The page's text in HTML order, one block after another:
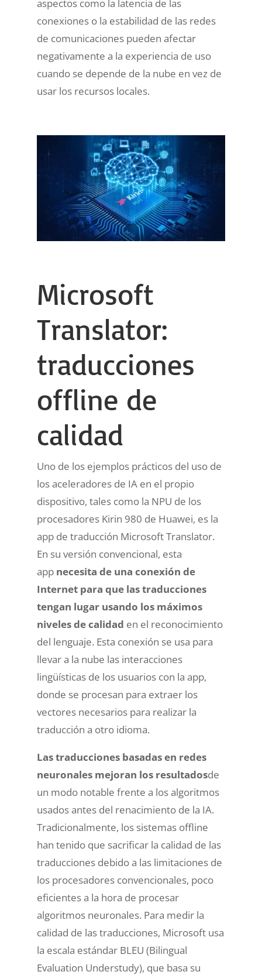
aspectos como la latencia de las
conexiones o la estabilidad de las redes
de comunicaciones pueden afectar
negativamente a la experiencia de uso
cuando se depende de la nube en vez de
usar los recursos locales.
Microsoft
Translator:
traducciones
offline de
calidad
Uno de los ejemplos prácticos del uso de
los aceleradores de IA en el propio
dispositivo, tales como la NPU de los
procesadores Kirin 980 de Huawei, es la
app de traducción Microsoft Translator.
En su versión convencional, esta
app necesita de una conexión de
Internet para que las traducciones
tengan lugar usando los máximos
niveles de calidad en el reconocimiento
del lenguaje. Esta conexión se usa para
llevar a la nube las interacciones
lingüísticas de los usuarios con la app,
donde se procesan para extraer los
vectores necesarios para realizar la
traducción a otro idioma.
Las traducciones basadas en redes
neuronales mejoran los resultadosde
un modo notable frente a los algoritmos
usados antes del renacimiento de la IA.
Tradicionalmente, los sistemas offline
han tenido que sacrificar la calidad de las
traducciones debido a las limitaciones de
los procesadores convencionales, poco
eficientes a la hora de procesar
algoritmos neuronales. Para medir la
calidad de las traducciones, Microsoft usa
la escala estándar BLEU (Bilingual
Evaluation Understudy), que basa su